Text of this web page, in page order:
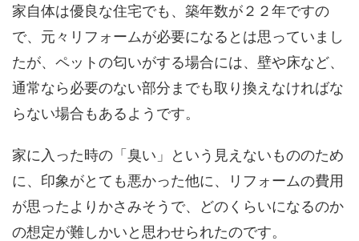
家自体は優良な住宅でも、築年数が２２年ですの
で、元々リフォームが必要になるとは思っていまし
たが、ペットの匂いがする場合には、壁や床など、
通常なら必要のない部分までも取り換えなければな
らない場合もあるようです。
家に入った時の「臭い」という見えないもののため
に、印象がとても悪かった他に、リフォームの費用
が思ったよりかさみそうで、どのくらいになるのか
の想定が難しかいと思わせられたのです。